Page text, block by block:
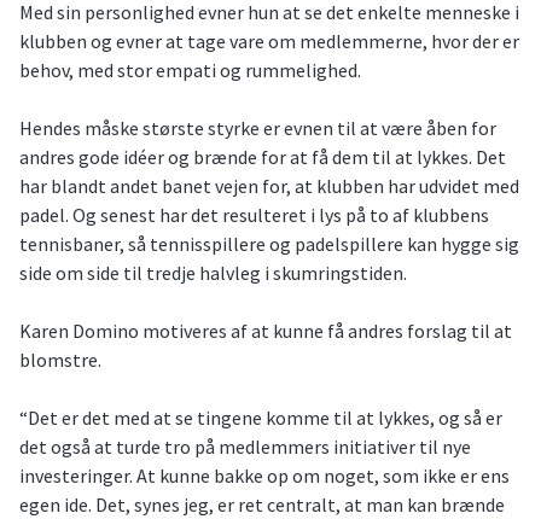
Med sin personlighed evner hun at se det enkelte menneske i
klubben og evner at tage vare om medlemmerne, hvor der er
behov, med stor empati og rummelighed.
Hendes måske største styrke er evnen til at være åben for
andres gode idéer og brænde for at få dem til at lykkes. Det
har blandt andet banet vejen for, at klubben har udvidet med
padel. Og senest har det resulteret i lys på to af klubbens
tennisbaner, så tennisspillere og padelspillere kan hygge sig
side om side til tredje halvleg i skumringstiden.
Karen Domino motiveres af at kunne få andres forslag til at
blomstre.
“Det er det med at se tingene komme til at lykkes, og så er
det også at turde tro på medlemmers initiativer til nye
investeringer. At kunne bakke op om noget, som ikke er ens
egen ide. Det, synes jeg, er ret centralt, at man kan brænde